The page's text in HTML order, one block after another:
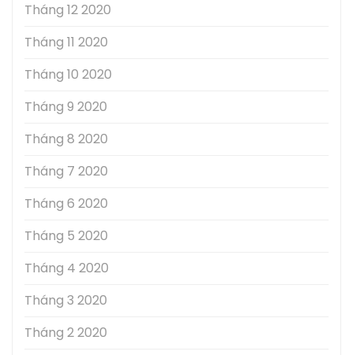
Tháng 12 2020
Tháng 11 2020
Tháng 10 2020
Tháng 9 2020
Tháng 8 2020
Tháng 7 2020
Tháng 6 2020
Tháng 5 2020
Tháng 4 2020
Tháng 3 2020
Tháng 2 2020